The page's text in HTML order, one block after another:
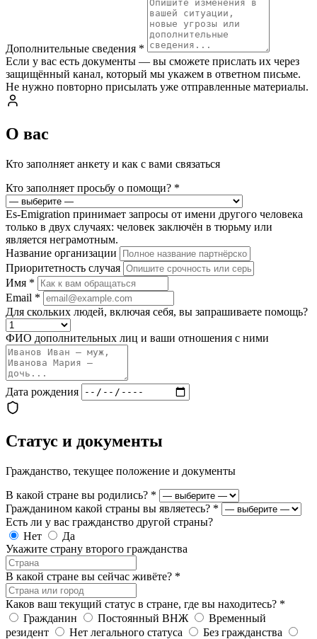
Дополнительные сведения *
Если у вас есть документы — вы сможете прислать их через
защищённый канал, который мы укажем в ответном письме.
Не нужно повторно присылать уже отправленные материалы.
О вас
Кто заполняет анкету и как с вами связаться
Кто заполняет просьбу о помощи? *
Es-Emigration принимает запросы от имени другого человека
только в двух случаях: человек заключён в тюрьму или
является неграмотным.
Название организации
Приоритетность случая
Имя *
Email *
Для скольких людей, включая себя, вы запрашиваете помощь?
ФИО дополнительных лиц и ваши отношения с ними
Дата рождения
Статус и документы
Гражданство, текущее положение и документы
В какой стране вы родились? *
Гражданином какой страны вы являетесь? *
Есть ли у вас гражданство другой страны?
Нет
Да
Укажите страну второго гражданства
В какой стране вы сейчас живёте? *
Каков ваш текущий статус в стране, где вы находитесь? *
Гражданин
Постоянный ВНЖ
Временный
резидент
Нет легального статуса
Без гражданства